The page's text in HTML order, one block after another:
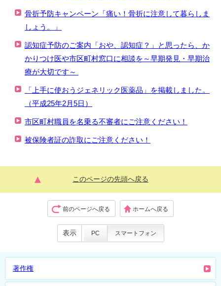
骨折予防キャンペーン「痛い！骨折に注意して暮らしま
しょう。」
認知症予防のご案内「おや、認知症？」と思ったら、か
かりつけ医や市区町村窓口に相談を～早期発見・早期治
療が大切です～
「上手に使おうジェネリック医薬品」を掲載しました。
（平成25年2月5日）
市区町村職員を名乗る不審者にご注意ください！
被保険者証の詐取にご注意ください！
このページの先頭へ戻る
前のページへ戻る ホームへ戻る
表示 PC スマートフォン
著作権